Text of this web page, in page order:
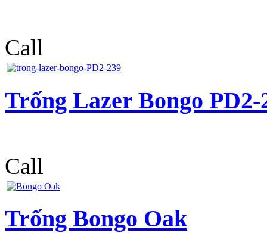
Call
Trống Lazer Bongo PD2-
Call
Trống Bongo Oak